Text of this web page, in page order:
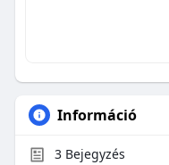
Információ
3Bejegyzés